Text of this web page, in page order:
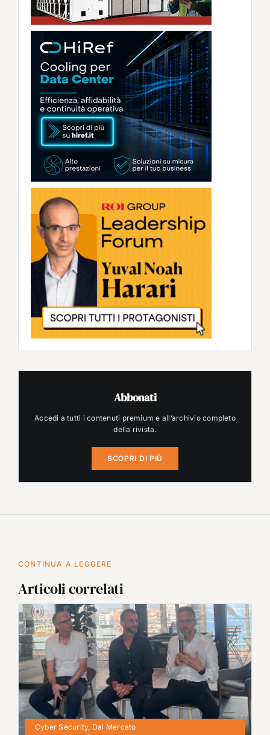
Abbonati
Accedi a tutti i contenuti premium e all’archivio completo
della rivista.
SCOPRI DI PIÙ
CONTINUA A LEGGERE
Articoli correlati
Cyber Security, Dal Mercato